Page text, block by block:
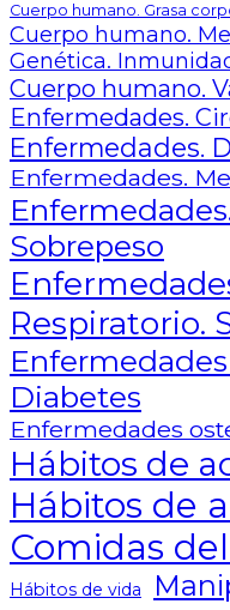
Cuerpo humano. Grasa
Cuerpo humano.
Genética.
Cuerpo humano.
Enfermedades.
Enfermedades.
Enfermedades.
Sobrepeso
Respiratorio.
Diabetes
Enfermedades
Hábitos de
Hábitos de
Comidas
Hábitos de vida